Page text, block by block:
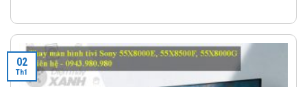
02
Th1